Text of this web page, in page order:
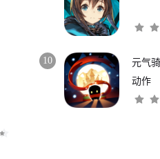
10
元气
动作